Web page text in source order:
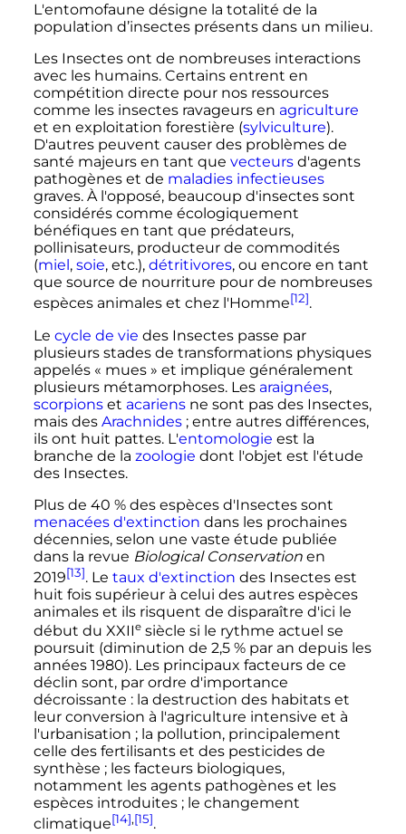
L'entomofaune désigne la totalité de la
population d’insectes présents dans un milieu.
Les Insectes ont de nombreuses interactions
avec les humains. Certains entrent en
compétition directe pour nos ressources
comme les insectes ravageurs en agriculture
et en exploitation forestière (sylviculture).
D'autres peuvent causer des problèmes de
santé majeurs en tant que vecteursd'agents
pathogènes et de maladies infectieuses
graves. À l'opposé, beaucoup d'insectes sont
considérés comme écologiquement
bénéfiques en tant que prédateurs,
pollinisateurs, producteur de commodités
(miel , soie, etc.), détritivores, ou encore en tant
que source de nourriture pour de nombreuses
espèces animales et chez l'Homme[12].
Le cycle de vie des Insectes passe par
plusieurs stades de transformations physiques
appelés « mues » et implique généralement
plusieurs métamorphoses. Les araignées,
scorpionset acariensne sont pas des Insectes,
mais des Arachnides ; entre autres différences,
ils ont huit pattes. L'entomologie est la
branche de la zoologie dont l'objet est l'étude
des Insectes.
Plus de 40 % des espèces d'Insectes sont
menacées d'extinction dans les prochaines
décennies, selon une vaste étude publiée
dans la revue Biological Conservationen
2019[13]. Le taux d'extinction des Insectes est
huit fois supérieur à celui des autres espèces
animales et ils risquent de disparaître d'ici le
début du XXIIe siècle si le rythme actuel se
poursuit (diminution de 2,5 % par an depuis les
années 1980). Les principaux facteurs de ce
déclin sont, par ordre d'importance
décroissante : la destruction des habitats et
leur conversion à l'agriculture intensive et à
l'urbanisation ; la pollution, principalement
celle des fertilisants et des pesticides de
synthèse ; les facteurs biologiques,
notamment les agents pathogènes et les
espèces introduites ; le changement
climatique[14],[15].